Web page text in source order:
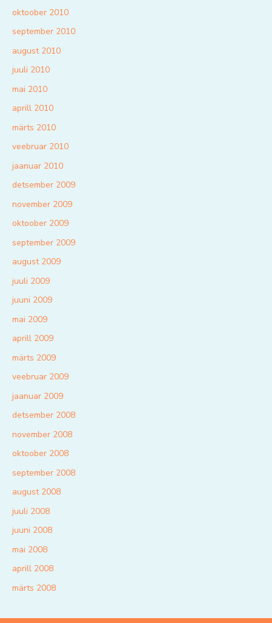
oktoober 2010
september 2010
august 2010
juuli 2010
mai 2010
aprill 2010
märts 2010
veebruar 2010
jaanuar 2010
detsember 2009
november 2009
oktoober 2009
september 2009
august 2009
juuli 2009
juuni 2009
mai 2009
aprill 2009
märts 2009
veebruar 2009
jaanuar 2009
detsember 2008
november 2008
oktoober 2008
september 2008
august 2008
juuli 2008
juuni 2008
mai 2008
aprill 2008
märts 2008